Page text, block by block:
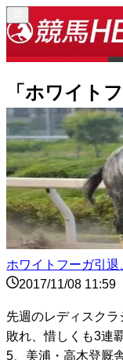
「ホワイト
ホワイトフーガ引退
2017/11/08 11:59
先週のレディスク
敗れ、惜しくも3連
5、美浦・高木登厩